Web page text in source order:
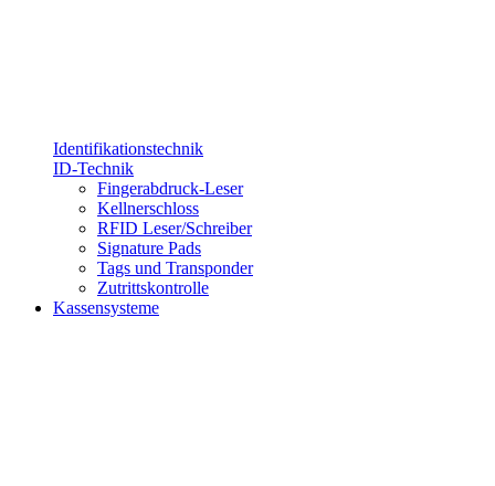
Identifikationstechnik
ID-Technik
Fingerabdruck-Leser
Kellnerschloss
RFID Leser/Schreiber
Signature Pads
Tags und Transponder
Zutrittskontrolle
Kassensysteme